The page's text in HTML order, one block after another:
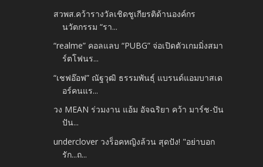
สวพส.คว้ารางวัลเชิดชูเกียรติด้านองค์กร
นวัตกรรม “รา...
“realme” คอลแลบ “PUBG” จ่อเปิดตัวเกมมิ่งสมา
ร์ตโฟนร...
“เชฟอ๊อฟ” ณัฐวุฒิ ธรรมพันธุ์ แบรนด์แอมบาสเด
อร์คนแร...
วง MEAN ร่วมงาน แอ้ม อัจฉริยา คว้า มาร์ช-ปัน
ปัน...
underclover วงร็อคหญิงล้วน สุดปัง! "อย่าบอก
รัก...ถ...